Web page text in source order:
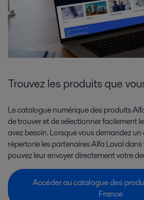
Trouvez les produits que
Le catalogue numérique des produits
de trouver et de sélectionner facilement
avez besoin. Lorsque vous demandez
répertorie les partenaires Alfa Laval
pouvez leur envoyer directement votre
Accéder au catalogue des
France